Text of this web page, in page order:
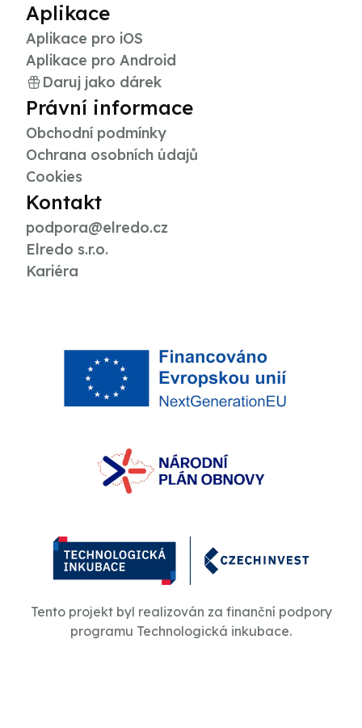
Aplikace
Aplikace pro iOS
Aplikace pro Android
Daruj jako dárek
Právní informace
Obchodní podmínky
Ochrana osobních údajů
Cookies
Kontakt
podpora@elredo.cz
Elredo s.r.o.
Kariéra
Tento projekt byl realizován za finanční podpory
programu Technologická inkubace.